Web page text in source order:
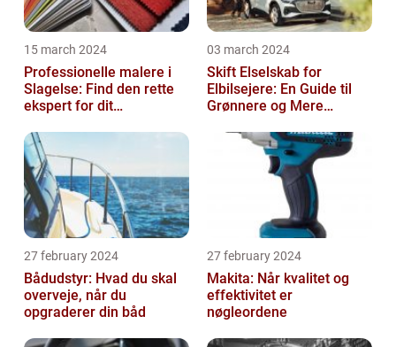
15 march 2024
Professionelle malere i
Slagelse: Find den rette
ekspert for dit
03 march 2024
Skift Elselskab for
Elbilsejere: En Guide til
Grønnere og Mere
27 february 2024
Bådudstyr: Hvad du skal
overveje, når du
opgraderer din båd
27 february 2024
Makita: Når kvalitet og
effektivitet er
nøgleordene